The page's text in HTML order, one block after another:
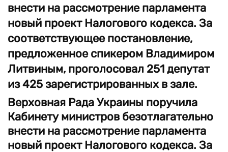
внести на рассмотрение парламента
новый проект Налогового кодекса. За
соответствующее постановление,
предложенное спикером Владимиром
Литвиным, проголосовал 251 депутат
из 425 зарегистрированных в зале.
Верховная Рада Украины поручила
Кабинету министров безотлагательно
внести на рассмотрение парламента
новый проект Налогового кодекса. За